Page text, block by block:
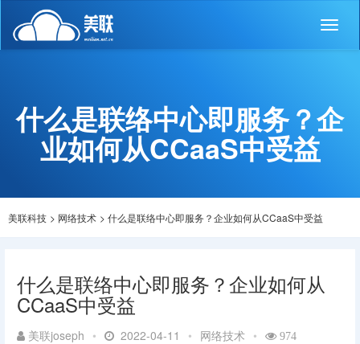
什么是联络中心即服务？企
业如何从CCaaS中受益
美联科技 > 网络技术 > 什么是联络中心即服务？企业如何从CCaaS中受益
什么是联络中心即服务？企业如何从
CCaaS中受益
美联joseph • 2022-04-11 • 网络技术 • 974